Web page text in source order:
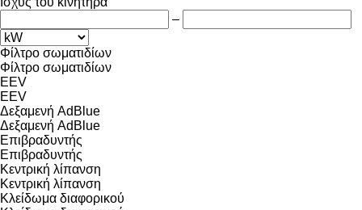
–
Φίλτρο σωματιδίων
Φίλτρο σωματιδίων
EEV
EEV
Δεξαμενή AdBlue
Δεξαμενή AdBlue
Επιβραδυντής
Επιβραδυντής
Κεντρική λίπανση
Κεντρική λίπανση
Κλείδωμα διαφορικού